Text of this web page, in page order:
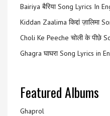
Bairiya बैरिया Song Lyrics In
Kiddan Zaalima किद्दां ज़ालिमा
Choli Ke Peeche चोली के पीछे
Ghagra घाघरा Song Lyrics in
Featured Albums
Ghaprol